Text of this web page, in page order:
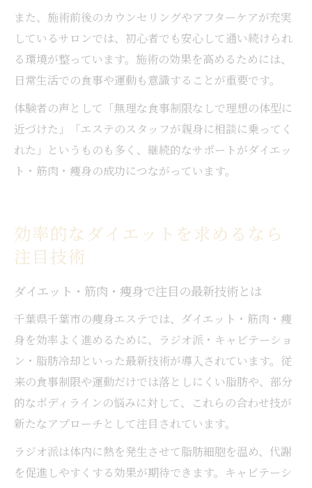
また、施術前後のカウンセリングやアフターケアが充実
しているサロンでは、初心者でも安心して通い続けられ
る環境が整っています。施術の効果を高めるためには、
日常生活での食事や運動も意識することが重要です。
体験者の声として「無理な食事制限なしで理想の体型に
近づけた」「エステのスタッフが親身に相談に乗ってく
れた」というものも多く、継続的なサポートがダイエッ
ト・筋肉・痩身の成功につながっています。
効率的なダイエットを求めるなら
注目技術
ダイエット・筋肉・痩身で注目の最新技術とは
千葉県千葉市の痩身エステでは、ダイエット・筋肉・痩
身を効率よく進めるために、ラジオ派・キャビテーショ
ン・脂肪冷却といった最新技術が導入されています。従
来の食事制限や運動だけでは落としにくい脂肪や、部分
的なボディラインの悩みに対して、これらの合わせ技が
新たなアプローチとして注目されています。
ラジオ派は体内に熱を発生させて脂肪細胞を温め、代謝
を促進しやすくする効果が期待できます。キャビテーシ